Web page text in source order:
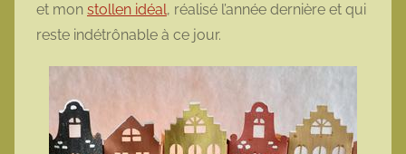
et mon stollen idéal, réalisé l’année dernière et qui
reste indétrônable à ce jour.